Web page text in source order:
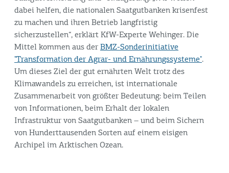
dabei helfen, die nationalen Saatgutbanken krisenfest
zu machen und ihren Betrieb langfristig
sicherzustellen“, erklärt KfW-Experte Wehinger. Die
Mittel kommen aus der BMZ-Sonderinitiative
"Transformation der Agrar- und Ernährungssysteme".
Um dieses Ziel der gut ernährten Welt trotz des
Klimawandels zu erreichen, ist internationale
Zusammenarbeit von größter Bedeutung: beim Teilen
von Informationen, beim Erhalt der lokalen
Infrastruktur von Saatgutbanken – und beim Sichern
von Hunderttausenden Sorten auf einem eisigen
Archipel im Arktischen Ozean.